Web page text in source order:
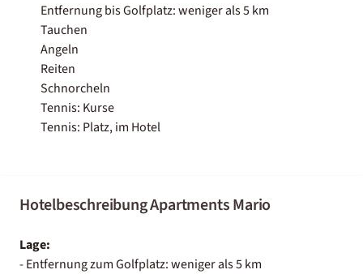
Entfernung bis Golfplatz: weniger als 5 km
Tauchen
Angeln
Reiten
Schnorcheln
Tennis: Kurse
Tennis: Platz, im Hotel
Hotelbeschreibung Apartments Mario
Lage:
- Entfernung zum Golfplatz: weniger als 5 km